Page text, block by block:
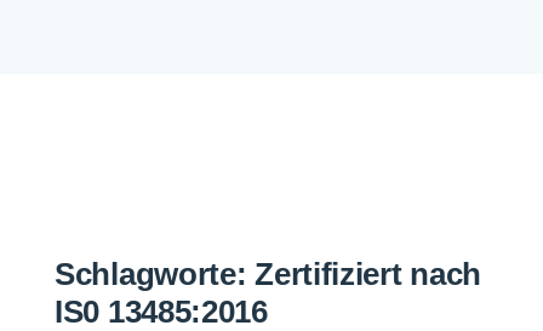
Schlagworte:Zertifiziert nach
IS0 13485:2016